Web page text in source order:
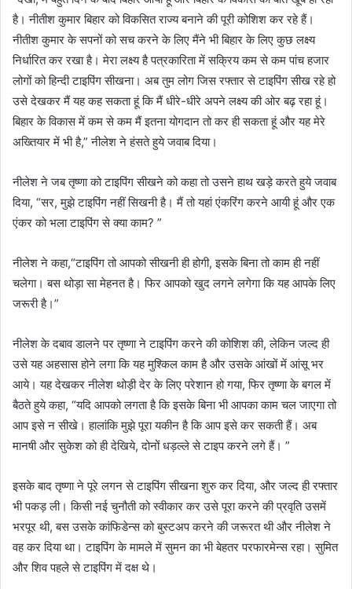
है। नीतीश कुमार बिहार को विकसित राज्य बनाने की पूरी कोशिश कर रहे हैं।
नीतीश कुमार के सपनों को सच करने के लिए मैंने भी बिहार के लिए कुछ लक्ष्य
निर्धारित कर रखा है। मेरा लक्ष्य है पत्रकारिता में सक्रिय कम से कम पांच हजार
लोगों को हिन्दी टाइपिंग सीखना। अब तुम लोग जिस रफ्तार से टाइपिंग सीख रहे हो
उसे देखकर मैं यह कह सकता हूं कि मैं धीरे-धीरे अपने लक्ष्य की ओर बढ़ रहा हूं।
बिहार के विकास में कम से कम मैं इतना योगदान तो कर ही सकता हूं और यह मेरे
अख्तियार में भी है,” नीलेश ने हंसते हुये जवाब दिया।
नीलेश ने जब तृष्णा को टाइपिंग सीखने को कहा तो उसने हाथ खड़े करते हुये जवाब
दिया, “सर, मुझे टाइपिंग नहीं सिखनी है। मैं तो यहां एंकरिंग करने आयी हूं और एक
एंकर को भला टाइपिंग से क्या काम? ”
नीलेश ने कहा,“टाइपिंग तो आपको सीखनी ही होगी, इसके बिना तो काम ही नहीं
चलेगा। बस थोड़ा सा मेहनत है। फिर आपको खुद लगने लगेगा कि यह आपके लिए
जरूरी है।”
नीलेश के दबाव डालने पर तृष्णा ने टाइपिंग करने की कोशिश की, लेकिन जल्द ही
उसे यह अहसास होने लगा कि यह मुश्किल काम है और उसके आंखों में आंसू भर
आये। यह देखकर नीलेश थोड़ी देर के लिए परेशान हो गया, फिर तृष्णा के बगल में
बैठते हुये कहा, “यदि आपको लगता है कि इसके बिना भी आपका काम चल जाएगा तो
आप इसे न सीखे। हालांकि मुझे पूरा यकीन है कि आप इसे कर सकती हैं। अब
मानषी और सुकेश को ही देखिये, दोनों धड़ल्ले से टाइप करने लगे हैं। ”
इसके बाद तृष्णा ने पूरे लगन से टाइपिंग सीखना शुरु कर दिया, और जल्द ही रफ्तार
भी पकड़ ली। किसी नई चुनौती को स्वीकार कर उसे पूरा करने की प्रवृति उसमें
भरपूर थी, बस उसके कांफिडेन्स को बुस्टअप करने की जरूरत थी और नीलेश ने
वह कर दिया था। टाइपिंग के मामले में सुमन का भी बेहतर परफारमेन्स रहा। सुमित
और शिव पहले से टाइपिंग में दक्ष थे।